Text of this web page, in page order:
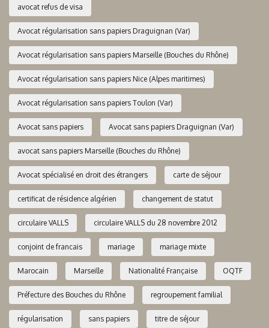
avocat refus de visa
Avocat régularisation sans papiers Draguignan (Var)
Avocat régularisation sans papiers Marseille (Bouches du Rhône)
Avocat régularisation sans papiers Nice (Alpes maritimes)
Avocat régularisation sans papiers Toulon (Var)
Avocat sans papiers Avocat sans papiers Draguignan (Var)
avocat sans papiers Marseille (Bouches du Rhône)
Avocat spécialisé en droit des étrangers carte de séjour
certificat de résidence algérien changement de statut
circulaire VALLS circulaire VALLS du 28 novembre 2012
conjoint de francais mariage mariage mixte
Marocain Marseille Nationalité Française OQTF
Préfecture des Bouches du Rhône regroupement familial
régularisation sans papiers titre de séjour